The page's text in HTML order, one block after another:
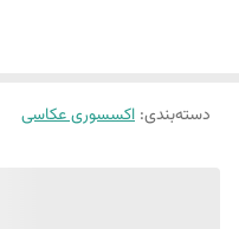
دسته‌بندی: اکسسوری عکاسی